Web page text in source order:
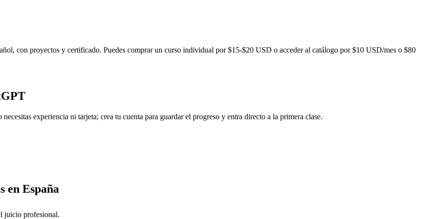
con proyectos y certificado. Puedes comprar un curso individual por$15-$20 USD o acceder al catálogo por$10 USD/mes o $80
experiencia ni tarjeta; crea tu cuenta para guardar el progreso y entra directo a la primera clase.
en España
juicio profesional.